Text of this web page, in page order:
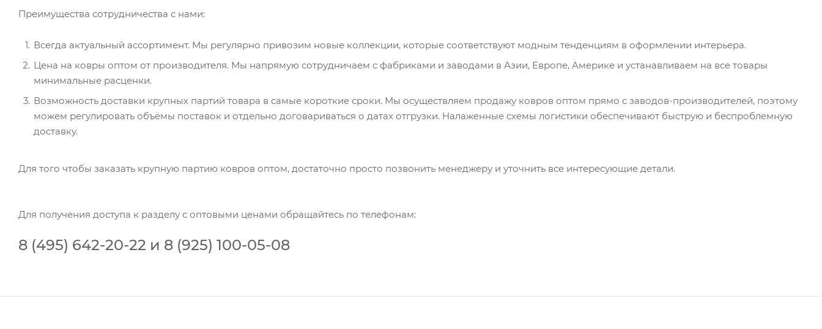
Преимущества сотрудничества с нами:
Всегда актуальный ассортимент. Мы регулярно привозим новые коллекции, которые соответствуют модным тенденциям в оформлении интерьера.
Цена на ковры оптом от производителя. Мы напрямую сотрудничаем с фабриками и заводами в Азии, Европе, Америке и устанавливаем на все товары
минимальные расценки.
Возможность доставки крупных партий товара в самые короткие сроки. Мы осуществляем продажу ковров оптом прямо с заводов-производителей, поэтому
можем регулировать объёмы поставок и отдельно договариваться о датах отгрузки. Налаженные схемы логистики обеспечивают быструю и беспроблемную
доставку.
Для того чтобы заказать крупную партию ковров оптом, достаточно просто позвонить менеджеру и уточнить все интересующие детали.
Для получения доступа к разделу с оптовыми ценами обращайтесь по телефонам:
8 (495) 642-20-22 и 8 (925) 100-05-08